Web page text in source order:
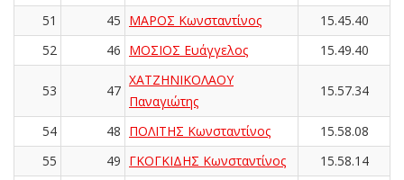
51
45 ΜΑΡΟΣ Κωνσταντίνος
15.45.40
52
46 ΜΟΣΙΟΣ Ευάγγελος 15.49.40
53 47
ΧΑΤΖΗΝΙΚΟΛΑΟΥ
Παναγιώτης
15.57.34
54 48 ΠΟΛΙΤΗΣ Κωνσταντίνος
15.58.08
55
49 ΓΚΟΓΚΙΔΗΣ Κωνσταντίνος
15.58.14